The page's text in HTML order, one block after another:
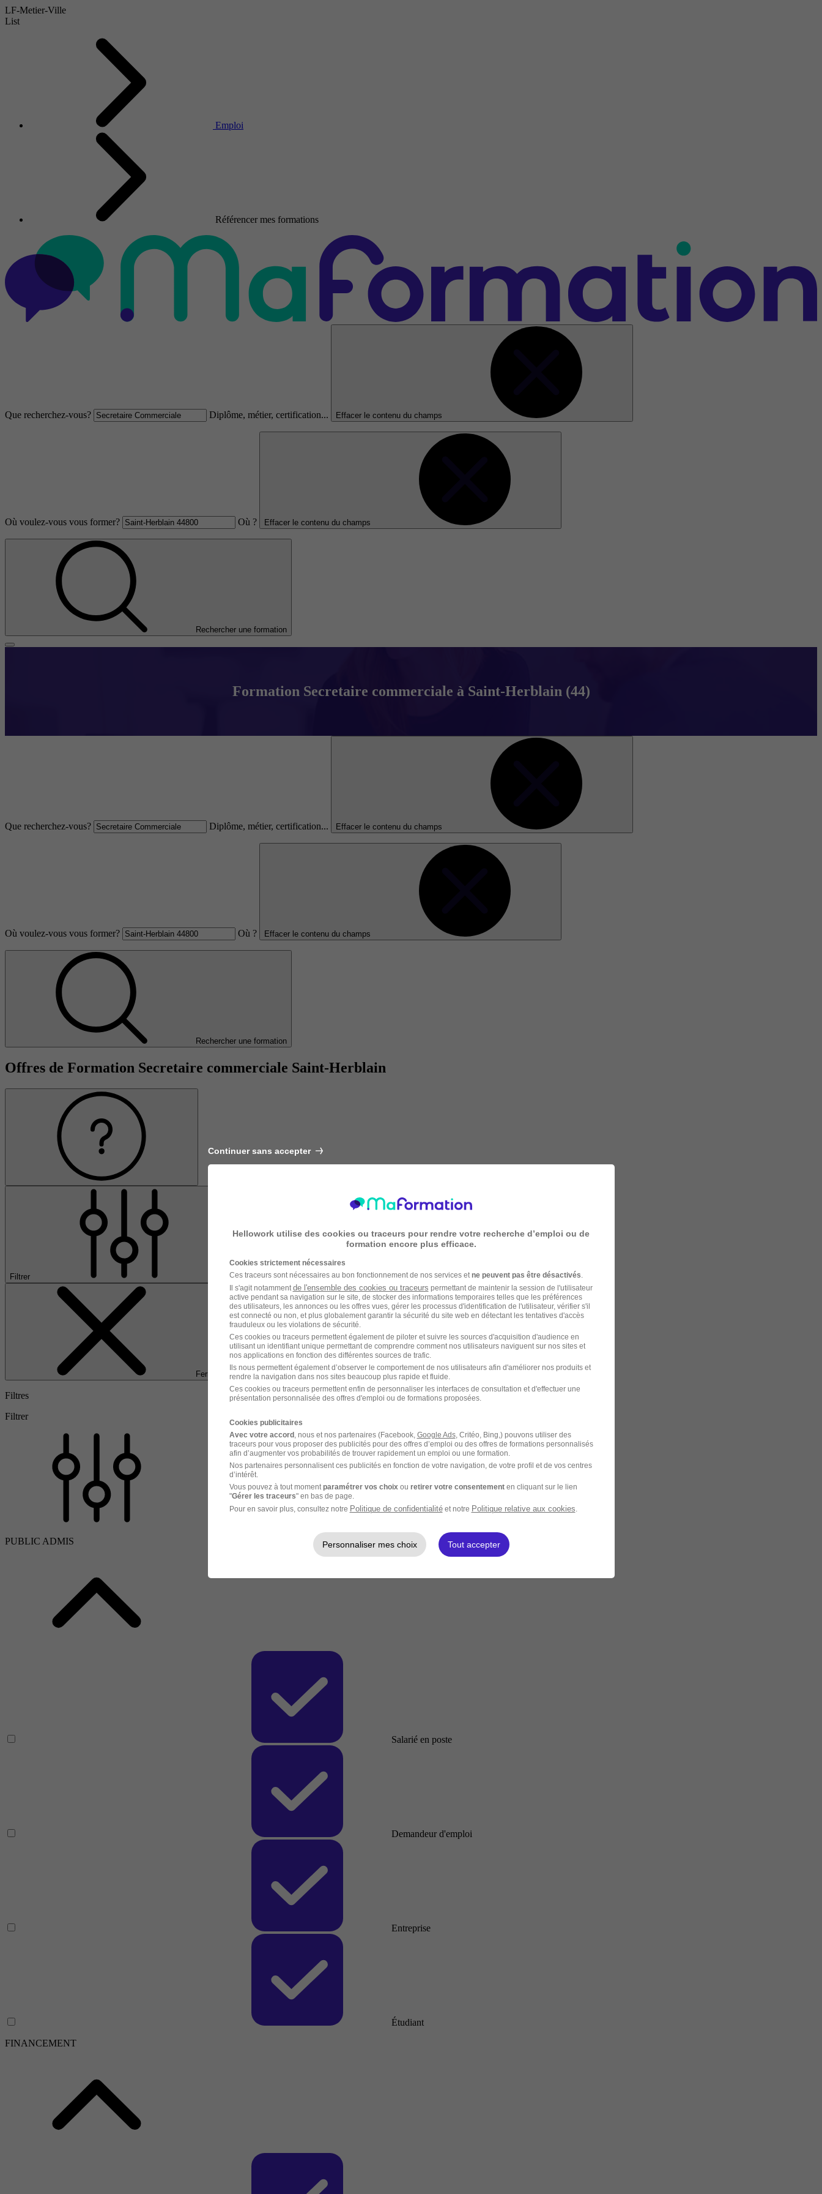
LF-Metier-Ville
List
Emploi
Référencer mes formations
Que recherchez-vous? Diplôme, métier, certification... Effacer le contenu du champs
Où voulez-vous vous former? Où ? Effacer le contenu du champs
Rechercher une formation
Formation Secretaire commerciale à Saint-Herblain (44)
Que recherchez-vous? Diplôme, métier, certification... Effacer le contenu du champs
Où voulez-vous vous former? Où ? Effacer le contenu du champs
Rechercher une formation
Offres de Formation Secretaire commerciale Saint-Herblain
Filtrer
Fermer
Filtres
Filtrer
PUBLIC ADMIS
Salarié en poste
Demandeur d'emploi
Entreprise
Étudiant
FINANCEMENT
Continuer sans accepter
Hellowork utilise des cookies ou traceurs pour rendre votre recherche d’emploi ou de
formation encore plus efficace.
Cookies strictement nécessaires
Ces traceurs sont nécessaires au bon fonctionnement de nos services et ne peuvent pas être désactivés
Il s'agit notamment de l'ensemble des cookies ou traceurs permettant de maintenir la session de l'utilisateur
active pendant sa navigation sur le site, de stocker des informations temporaires telles que les préférences
des utilisateurs, les annonces ou les offres vues, gérer les processus d'identification de l'utilisateur, vérifier s'il
est connecté ou non, et plus globalement garantir la sécurité du site web en détectant les tentatives d'accès
frauduleux ou les violations de sécurité.
Ces cookies ou traceurs permettent également de piloter et suivre les sources d'acquisition d'audience en
utilisant un identifiant unique permettant de comprendre comment nos utilisateurs naviguent sur nos sites et
nos applications en fonction des différentes sources de trafic.
Ils nous permettent également d’observer le comportement de nos utilisateurs afin d'améliorer nos produits et
rendre la navigation dans nos sites beaucoup plus rapide et fluide.
Ces cookies ou traceurs permettent enfin de personnaliser les interfaces de consultation et d'effectuer une
présentation personnalisée des offres d'emploi ou de formations proposées.
Cookies publicitaires
Avec votre accord, nous et nos partenaires (Facebook, Google Ads, Critéo, Bing,) pouvons utiliser des
traceurs pour vous proposer des publicités pour des offres d’emploi ou des offres de formations personnalisés
afin d’augmenter vos probabilités de trouver rapidement un emploi ou une formation.
Nos partenaires personnalisent ces publicités en fonction de votre navigation, de votre profil et de vos centres
d’intérêt.
Vous pouvez à tout moment paramétrer vos choix ou retirer votre consentementen cliquant sur le lien
"Gérer les traceurs" en bas de page.
Pour en savoir plus, consultez notre Politique de confidentialitéet notre Politique relative aux cookies
Personnaliser mes choix Tout accepter